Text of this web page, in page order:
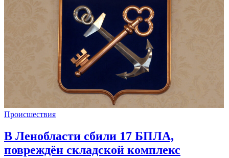
Происшествия
В Ленобласти сбили 17 БПЛА,
повреждён складской комплекс